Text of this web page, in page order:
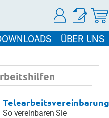
ÜBER UNS
Telearbeitsvereinbarung
So vereinbaren Sie